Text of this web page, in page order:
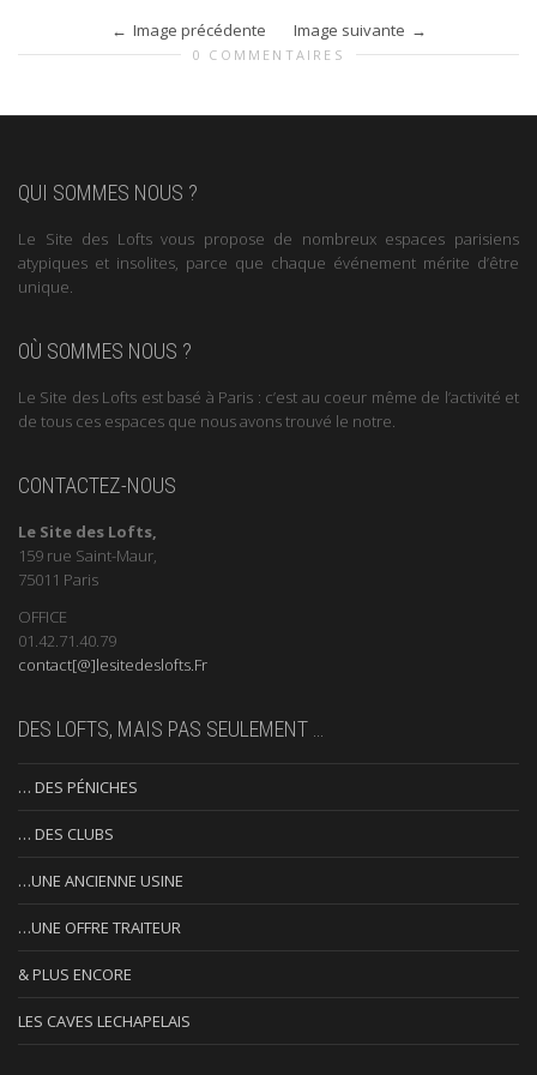
Image précédente Image suivante
0 COMMENTAIRES
QUI SOMMES NOUS ?
Le Site des Lofts vous propose de nombreux espaces parisiens
atypiques et insolites, parce que chaque événement mérite d’être
unique.
OÙ SOMMES NOUS ?
Le Site des Lofts est basé à Paris : c’est au coeur même de l’activité et
de tous ces espaces que nous avons trouvé le notre.
CONTACTEZ-NOUS
Le Site des Lofts,
159 rue Saint-Maur,
75011 Paris
OFFICE
01.42.71.40.79
contact[@]lesitedeslofts.Fr
DES LOFTS, MAIS PAS SEULEMENT …
… DES PÉNICHES
… DES CLUBS
…UNE ANCIENNE USINE
…UNE OFFRE TRAITEUR
& PLUS ENCORE
LES CAVES LECHAPELAIS